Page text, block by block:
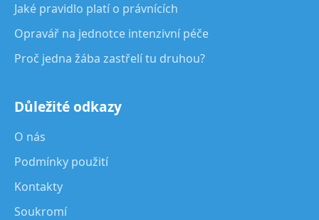
Jaké pravidlo platí o právnících
Opravář na jednotce intenzivní péče
Proč jedna žába zastřelí tu druhou?
Důležité odkazy
O nás
Podmínky použití
Kontakty
Soukromí